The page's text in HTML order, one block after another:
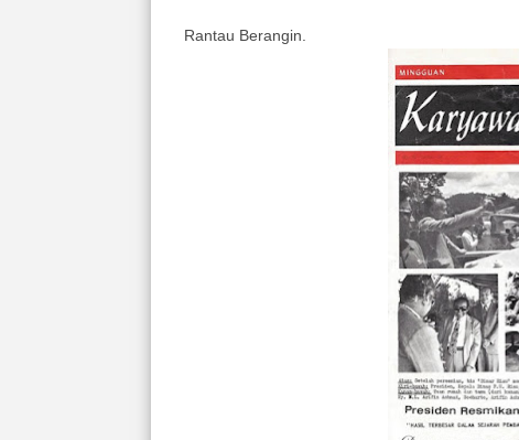
Rantau Berangin.